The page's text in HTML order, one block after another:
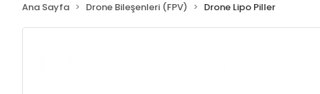
Ana Sayfa Drone Bileşenleri (FPV) Drone Lipo Piller